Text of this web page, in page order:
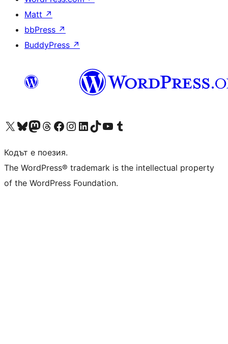
Matt ↗
bbPress ↗
BuddyPress ↗
Visit our X (formerly Twitter) account
Visit our Bluesky account
Visit our Mastodon account
Visit our Threads account
Посетете нашата страница във Facebook
Посетете нашия профил в Instagram
Посетете нашия профил в LinkedIn
Visit our TikTok account
Visit our YouTube channel
Visit our Tumblr account
Кодът е поезия.
The WordPress® trademark is the intellectual property
of the WordPress Foundation.